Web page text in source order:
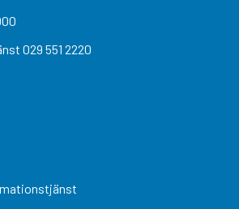
029 551 2220